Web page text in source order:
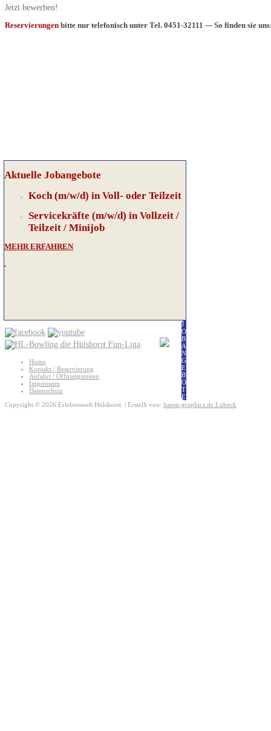
Jetzt bewerben!
Reservierungen bitte nur telefonisch unter Tel. 0451-32111 --- So finden sie
Aktuelle Jobangebote
Koch (m/w/d) in Voll- oder Teilzeit
Servicekräfte (m/w/d) in Vollzeit /
Teilzeit / Minijob
MEHR ERFAHREN
J
O
B
A
N
G
E
B
O
T
E
Home
Kontakt / Reservierung
Anfahrt / Öffnungszeiten
Impressum
Datenschutz
Copyright © 2026 Erlebniswelt Hülshorst. | Erstellt von: hanse-graphics.de Lübeck